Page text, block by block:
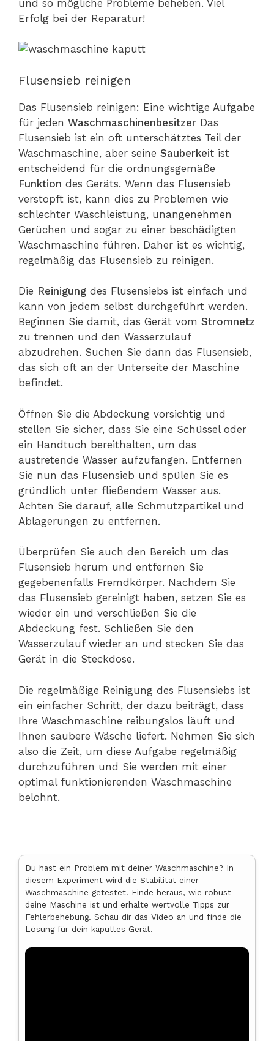
und so mögliche Probleme beheben. Viel
Erfolg bei der Reparatur!
Flusensieb reinigen
Das Flusensieb reinigen: Eine wichtige Aufgabe
für jeden Waschmaschinenbesitzer Das
Flusensieb ist ein oft unterschätztes Teil der
Waschmaschine, aber seine Sauberkeit ist
entscheidend für die ordnungsgemäße
Funktion des Geräts. Wenn das Flusensieb
verstopft ist, kann dies zu Problemen wie
schlechter Waschleistung, unangenehmen
Gerüchen und sogar zu einer beschädigten
Waschmaschine führen. Daher ist es wichtig,
regelmäßig das Flusensieb zu reinigen.
Die Reinigung des Flusensiebs ist einfach und
kann von jedem selbst durchgeführt werden.
Beginnen Sie damit, das Gerät vom Stromnetz
zu trennen und den Wasserzulauf
abzudrehen. Suchen Sie dann das Flusensieb,
das sich oft an der Unterseite der Maschine
befindet.
Öffnen Sie die Abdeckung vorsichtig und
stellen Sie sicher, dass Sie eine Schüssel oder
ein Handtuch bereithalten, um das
austretende Wasser aufzufangen. Entfernen
Sie nun das Flusensieb und spülen Sie es
gründlich unter fließendem Wasser aus.
Achten Sie darauf, alle Schmutzpartikel und
Ablagerungen zu entfernen.
Überprüfen Sie auch den Bereich um das
Flusensieb herum und entfernen Sie
gegebenenfalls Fremdkörper. Nachdem Sie
das Flusensieb gereinigt haben, setzen Sie es
wieder ein und verschließen Sie die
Abdeckung fest. Schließen Sie den
Wasserzulauf wieder an und stecken Sie das
Gerät in die Steckdose.
Die regelmäßige Reinigung des Flusensiebs ist
ein einfacher Schritt, der dazu beiträgt, dass
Ihre Waschmaschine reibungslos läuft und
Ihnen saubere Wäsche liefert. Nehmen Sie sich
also die Zeit, um diese Aufgabe regelmäßig
durchzuführen und Sie werden mit einer
optimal funktionierenden Waschmaschine
belohnt.
Du hast ein Problem mit deiner Waschmaschine? In
diesem Experiment wird die Stabilität einer
Waschmaschine getestet. Finde heraus, wie robust
deine Maschine ist und erhalte wertvolle Tipps zur
Fehlerbehebung. Schau dir das Video an und finde die
Lösung für dein kaputtes Gerät.